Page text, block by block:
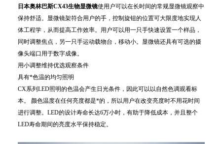
日本奥林巴斯CX43生物显微镜使用户可以在长时间的常规显微镜观察中
保持舒适。显微镜架符合用户的手，控制旋钮的位置可大限度地实现人
体工程学，从而提高工作效率。用户可以用一只手快速设置一个样品，
同时调整焦点，另一只手运动载物台，移动小。显微镜还具有可选的摄
像头端口用于数字成像。
用小调整维持优选观察条件
具有*色温的均匀照明
CX系列LED照明的色温会产生日光条件，因此可以以自然色调观看标
本。 颜色温度在任何亮度都是*的，所以用户在改变亮度时不用花时间
进行调整。LED的设计寿命长达6万小时，有助于降低成本，并且整个
LED寿命期间的亮度水平保持稳定。